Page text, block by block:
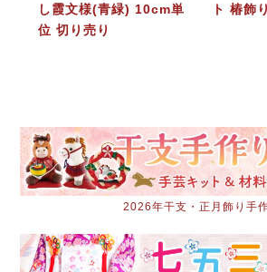
し霞文様(青緑) 10cm単
位 切り売り
ト 椿飾
2026年干支・正月飾り手